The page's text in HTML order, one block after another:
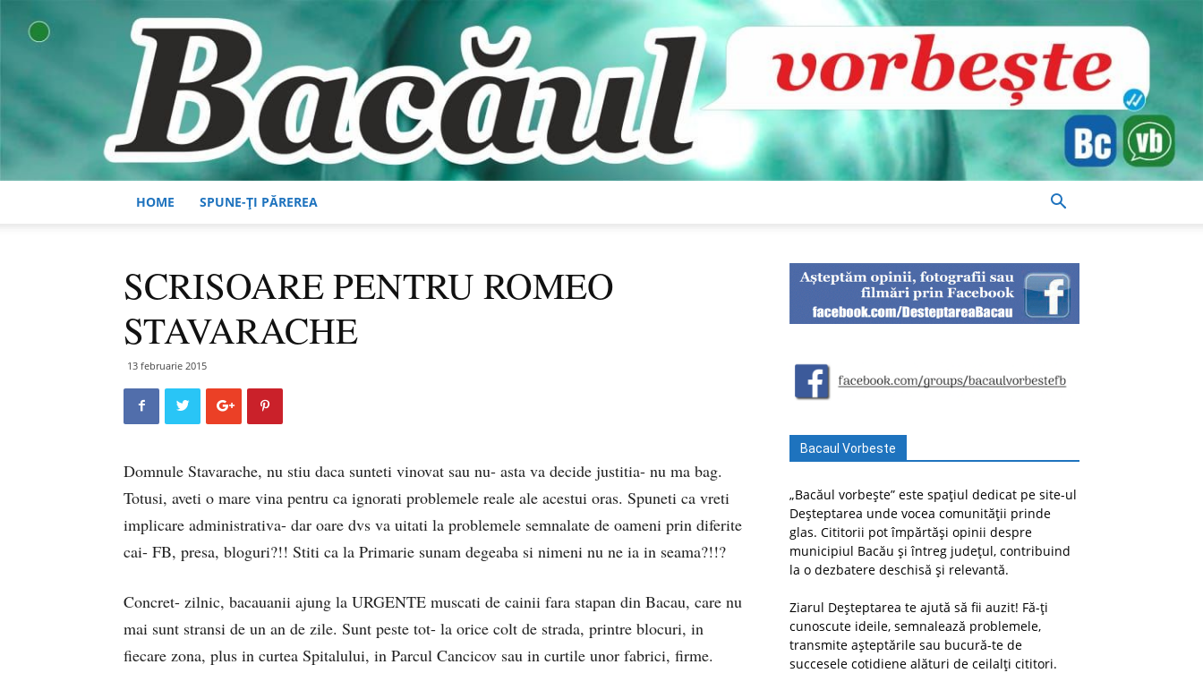
HOME SPUNE-ȚI PĂREREA
SCRISOARE PENTRU ROMEO
STAVARACHE
13 februarie 2015
Domnule Stavarache, nu stiu daca sunteti vinovat sau nu- asta va decide justitia- nu ma bag.
Totusi, aveti o mare vina pentru ca ignorati problemele reale ale acestui oras. Spuneti ca vreti
implicare administrativa- dar oare dvs va uitati la problemele semnalate de oameni prin diferite
cai- FB, presa, bloguri?!! Stiti ca la Primarie sunam degeaba si nimeni nu ne ia in seama?!!?
Concret- zilnic, bacauanii ajung la URGENTE muscati de cainii fara stapan din Bacau, care nu
mai sunt stransi de un an de zile. Sunt peste tot- la orice colt de strada, printre blocuri, in
fiecare zona, plus in curtea Spitalului, in Parcul Cancicov sau in curtile unor fabrici, firme.
Bacaul Vorbeste
„Bacăul vorbește” este spațiul dedicat pe site-ul
Deșteptarea unde vocea comunității prinde
glas. Cititorii pot împărtăși opinii despre
municipiul Bacău și întreg județul, contribuind
la o dezbatere deschisă și relevantă.
Ziarul Deșteptarea te ajută să fii auzit! Fă-ți
cunoscute ideile, semnalează problemele,
transmite așteptările sau bucură-te de
succesele cotidiene alături de ceilalți cititori.